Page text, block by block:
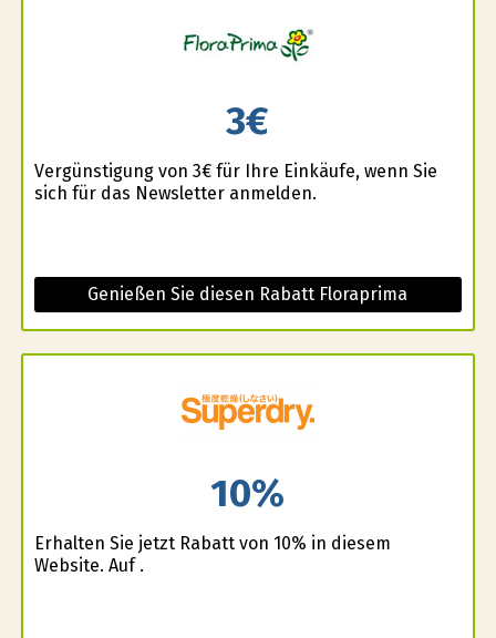
3€
Vergünstigung von 3€ für Ihre Einkäufe, wenn Sie
sich für das Newsletter anmelden.
Genießen Sie diesen Rabatt Floraprima
10%
Erhalten Sie jetzt Rabatt von 10% in diesem
Website. Auf .